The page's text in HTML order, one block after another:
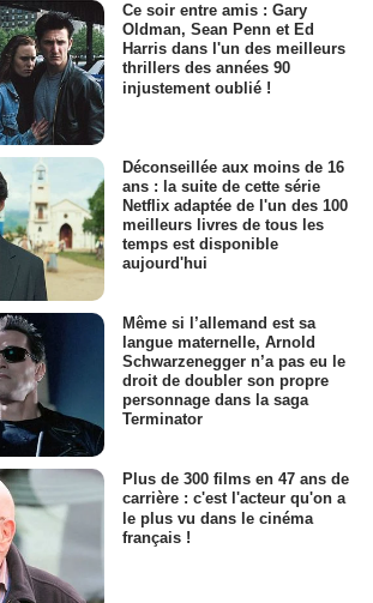
Ce soir entre amis : Gary
Oldman, Sean Penn et Ed
Harris dans l'un des meilleurs
thrillers des années 90
injustement oublié !
Déconseillée aux moins de 16
ans : la suite de cette série
Netflix adaptée de l'un des 100
meilleurs livres de tous les
temps est disponible
aujourd'hui
Même si l’allemand est sa
langue maternelle, Arnold
Schwarzenegger n’a pas eu le
droit de doubler son propre
personnage dans la saga
Terminator
Plus de 300 films en 47 ans de
carrière : c'est l'acteur qu'on a
le plus vu dans le cinéma
français !